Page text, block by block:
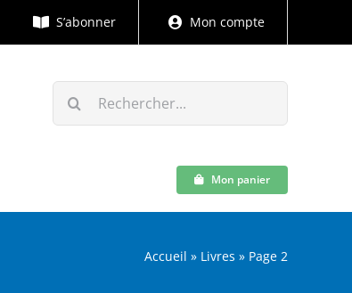
S’abonner Mon compte
Rechercher:
Mon panier
Accueil » Livres » Page 2